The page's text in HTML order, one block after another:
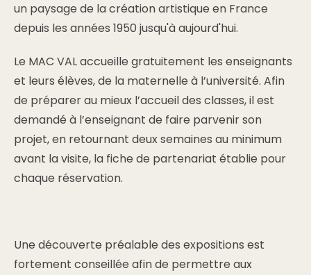
un paysage de la création artistique en France
depuis les années 1950 jusqu'à aujourd'hui.
Le MAC VAL accueille gratuitement les enseignants
et leurs élèves, de la maternelle à l’université. Afin
de préparer au mieux l’accueil des classes, il est
demandé à l’enseignant de faire parvenir son
projet, en retournant deux semaines au minimum
avant la visite, la fiche de partenariat établie pour
chaque réservation.
Une découverte préalable des expositions est
fortement conseillée afin de permettre aux